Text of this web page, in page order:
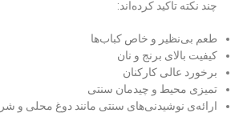
چند نکته تاکید کرده‌اند:
طعم بی‌نظیر و خاص کباب‌ها
کیفیت بالای برنج و نان
برخورد عالی کارکنان
تمیزی محیط و چیدمان سنتی
ارائه‌ی نوشیدنی‌های سنتی مانند دوغ محلی و